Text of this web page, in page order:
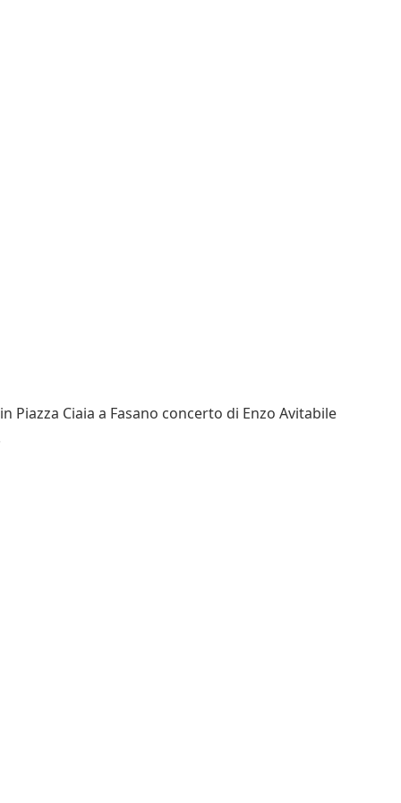
Piazza Ciaia a Fasano concerto di Enzo Avitabile